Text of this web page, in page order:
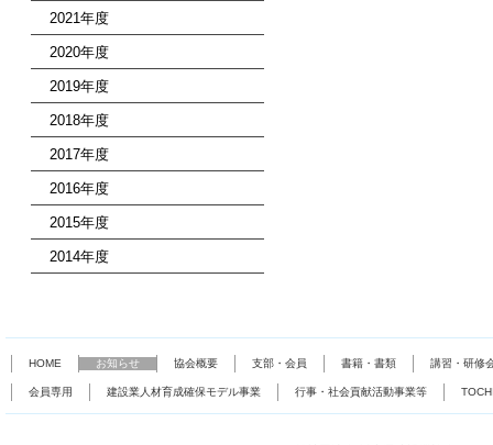
2021年度
2020年度
2019年度
2018年度
2017年度
2016年度
2015年度
2014年度
HOME お知らせ 協会概要 支部・会員 書籍・書類 講習・研修
会員専用 建設業人材育成確保モデル事業 行事・社会貢献活動事業等